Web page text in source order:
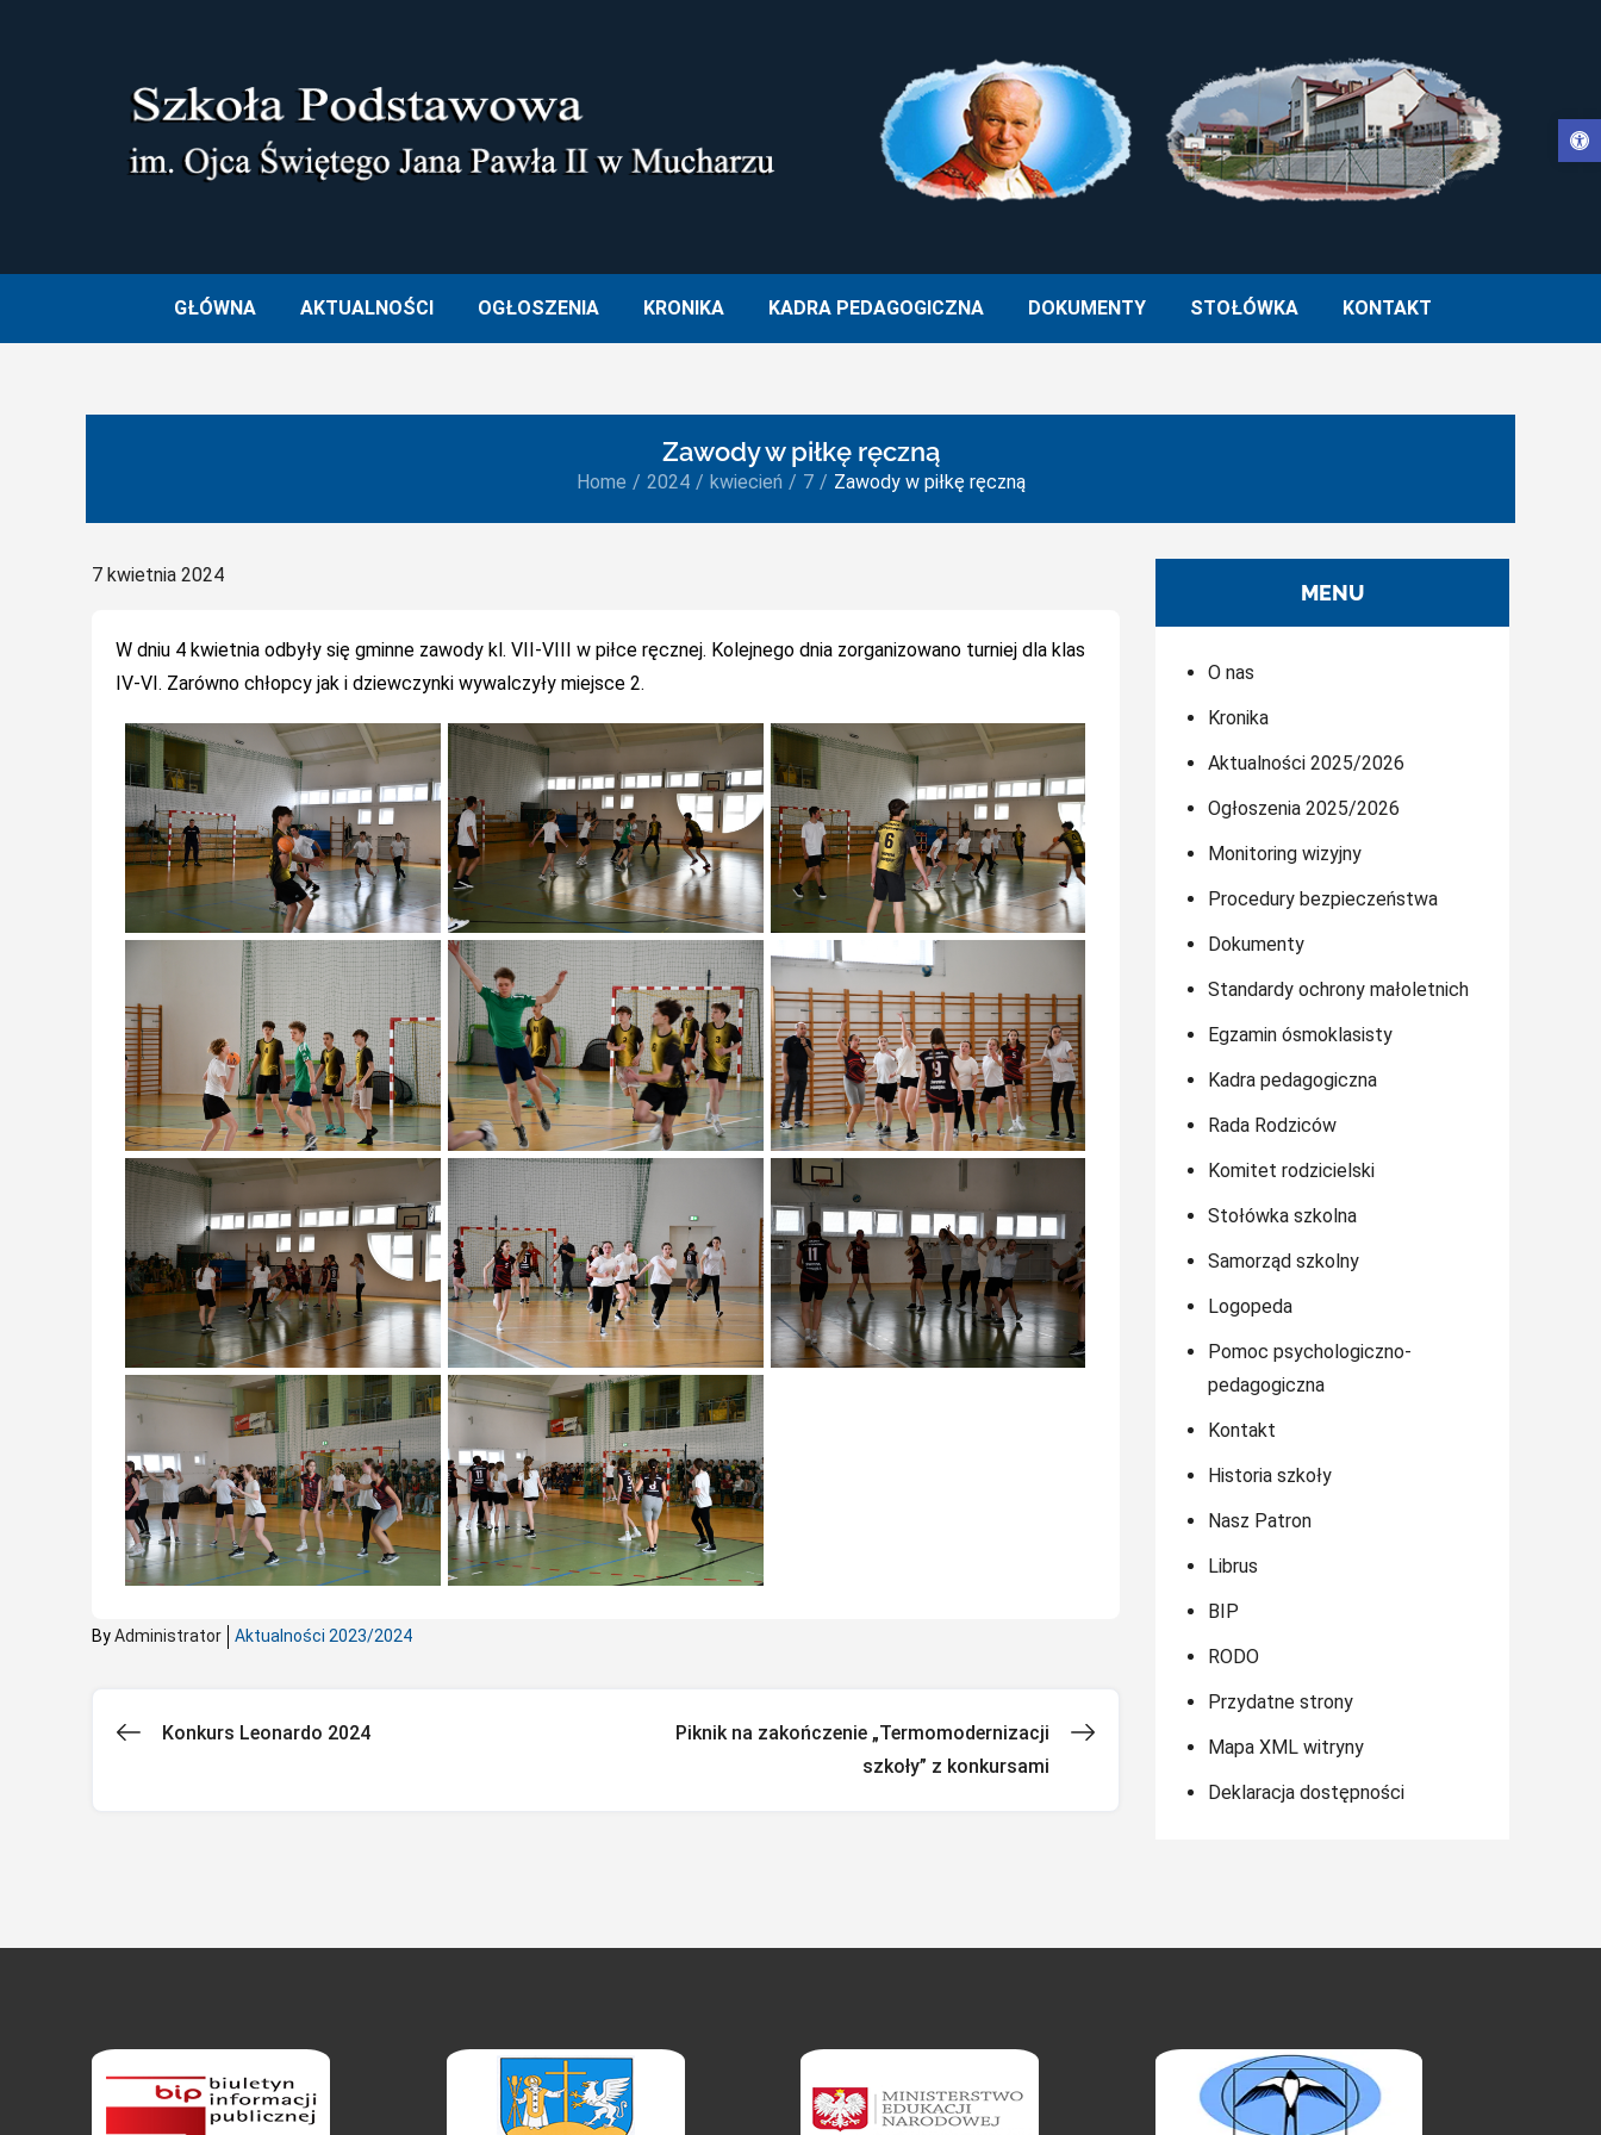
Otwórz pasek narzędzi
SZKOŁA PODSTAWOWA IM. OJCA ŚWIĘTEGO JANA PAWŁA II W MUCHARZU
GŁÓWNA AKTUALNOŚCI OGŁOSZENIA KRONIKA KADRA PEDAGOGICZNA DOKUMENTY STOŁÓWKA KONTAKT
Zawody w piłkę ręczną
Home 2024 kwiecień 7 Zawody w piłkę ręczną
Posted
7 kwietnia 2024
W dniu 4 kwietnia odbyły się gminne zawody kl. VII-VIII w piłce ręcznej. Kolejnego dnia zorganizowano turniej dla klas
IV-VI. Zarówno chłopcy jak i dziewczynki wywalczyły miejsce 2.
ByAdministrator Aktualności 2023/2024
Nawigacja
Konkurs Leonardo 2024
Piknik na zakończenie „Termomodernizacji
szkoły” z konkursami
MENU
O nas
Kronika
Aktualności 2025/2026
Ogłoszenia 2025/2026
Monitoring wizyjny
Procedury bezpieczeństwa
Dokumenty
Standardy ochrony małoletnich
Egzamin ósmoklasisty
Kadra pedagogiczna
Rada Rodziców
Komitet rodzicielski
Stołówka szkolna
Samorząd szkolny
Logopeda
Pomoc psychologiczno-
pedagogiczna
Kontakt
Historia szkoły
Nasz Patron
Librus
BIP
RODO
Przydatne strony
Mapa XML witryny
Deklaracja dostępności